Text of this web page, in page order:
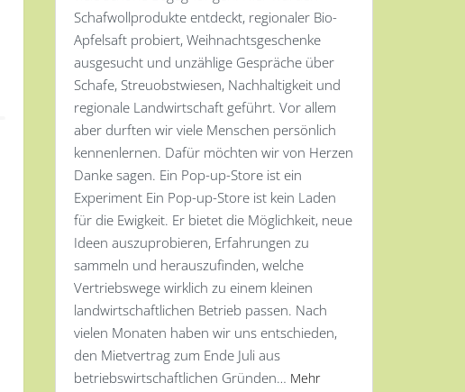
Schafwollprodukte entdeckt, regionaler Bio-
Apfelsaft probiert, Weihnachtsgeschenke
ausgesucht und unzählige Gespräche über
Schafe, Streuobstwiesen, Nachhaltigkeit und
regionale Landwirtschaft geführt. Vor allem
aber durften wir viele Menschen persönlich
kennenlernen. Dafür möchten wir von Herzen
Danke sagen. Ein Pop-up-Store ist ein
Experiment Ein Pop-up-Store ist kein Laden
für die Ewigkeit. Er bietet die Möglichkeit, neue
Ideen auszuprobieren, Erfahrungen zu
sammeln und herauszufinden, welche
Vertriebswege wirklich zu einem kleinen
landwirtschaftlichen Betrieb passen. Nach
vielen Monaten haben wir uns entschieden,
den Mietvertrag zum Ende Juli aus
betriebswirtschaftlichen Gründen… Mehr